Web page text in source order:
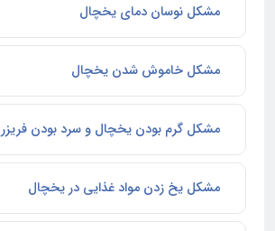
مشکل نوسان دمای یخچال
مشکل خاموش شدن یخچال
مشکل گرم بودن یخچال و سرد بودن فریزر
مشکل یخ زدن مواد غذایی در یخچال